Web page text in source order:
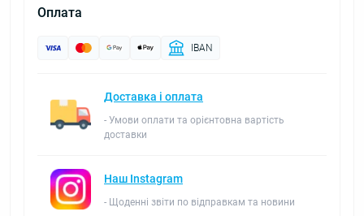
Оплата
IBAN
Доставка і оплата
- Умови оплати та орієнтовна вартість
доставки
Наш Instagram
- Щоденні звіти по відправкам та новини